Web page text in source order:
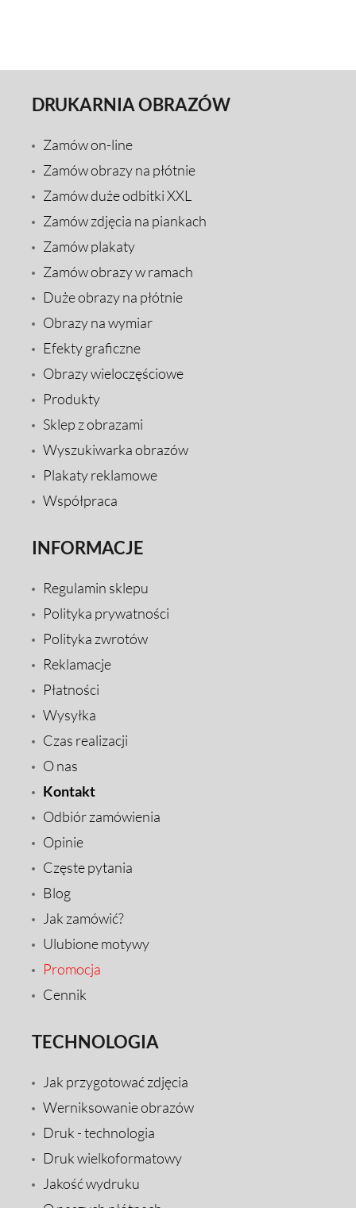
DRUKARNIA OBRAZÓW
Zamów on-line
Zamów obrazy na płótnie
Zamów duże odbitki XXL
Zamów zdjęcia na piankach
Zamów plakaty
Zamów obrazy w ramach
Duże obrazy na płótnie
Obrazy na wymiar
Efekty graficzne
Obrazy wieloczęściowe
Produkty
Sklep z obrazami
Wyszukiwarka obrazów
Plakaty reklamowe
Współpraca
INFORMACJE
Regulamin sklepu
Polityka prywatności
Polityka zwrotów
Reklamacje
Płatności
Wysyłka
Czas realizacji
O nas
Kontakt
Odbiór zamówienia
Opinie
Częste pytania
Blog
Jak zamówić?
Ulubione motywy
Promocja
Cennik
TECHNOLOGIA
Jak przygotować zdjęcia
Werniksowanie obrazów
Druk - technologia
Druk wielkoformatowy
Jakość wydruku